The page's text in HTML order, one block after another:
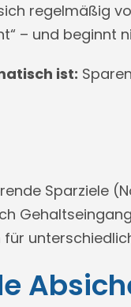
regelmäßig
– und beginnt
ist:
Sparziele